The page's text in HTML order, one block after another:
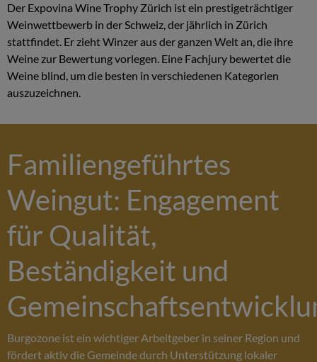
Der Expovina Wine Trophy Zürich ist ein prestigeträchtiger
Weinwettbewerb in der Schweiz, der jährlich in Zürich
stattfindet. Er zieht Winzer aus der ganzen Welt an, die ihre
Weine zur Bewertung vorlegen. Eine Fachjury bewertet die
Weine blind, um die besten in verschiedenen Kategorien
auszuzeichnen.
Familiengeführtes
Weingut: Engagement
für Qualität,
Beständigkeit und
Burgozone ist ein wichtiger Arbeitgeber in seiner Region und
fördert aktiv die Gemeinde durch Unterstützung lokaler